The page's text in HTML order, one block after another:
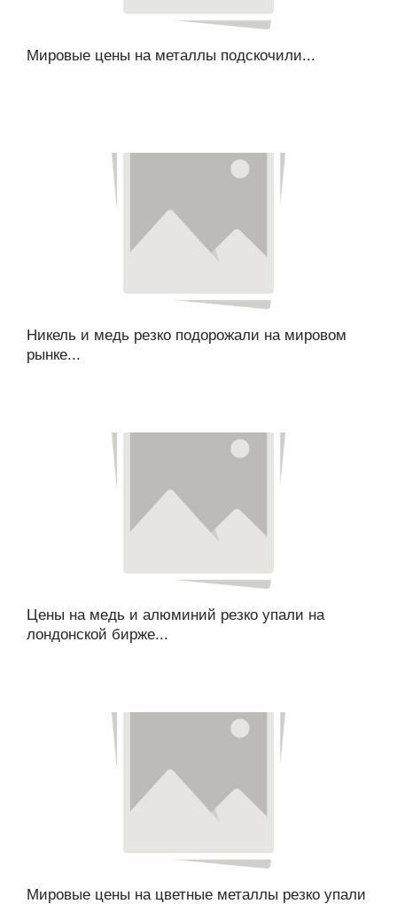
Мировые цены на металлы подскочили...
Никель и медь резко подорожали на мировом
рынке...
Цены на медь и алюминий резко упали на
лондонской бирже...
Мировые цены на цветные металлы резко упали